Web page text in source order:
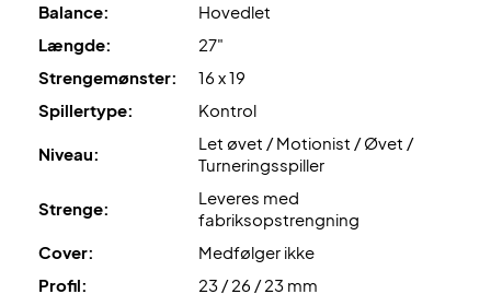
Balance:
Hovedlet
Længde:
27"
Strengemønster:
16 x 19
Spillertype:
Kontrol
Niveau:
Let øvet / Motionist / Øvet /
Turneringsspiller
Strenge:
Leveres med
fabriksopstrengning
Cover:
Medfølger ikke
Profil:
23 / 26 / 23 mm